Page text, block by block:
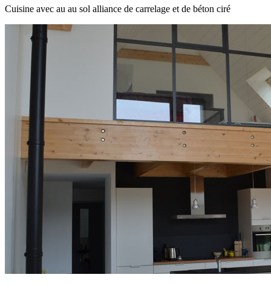
Cuisine avec au au sol alliance de carrelage et de béton ciré